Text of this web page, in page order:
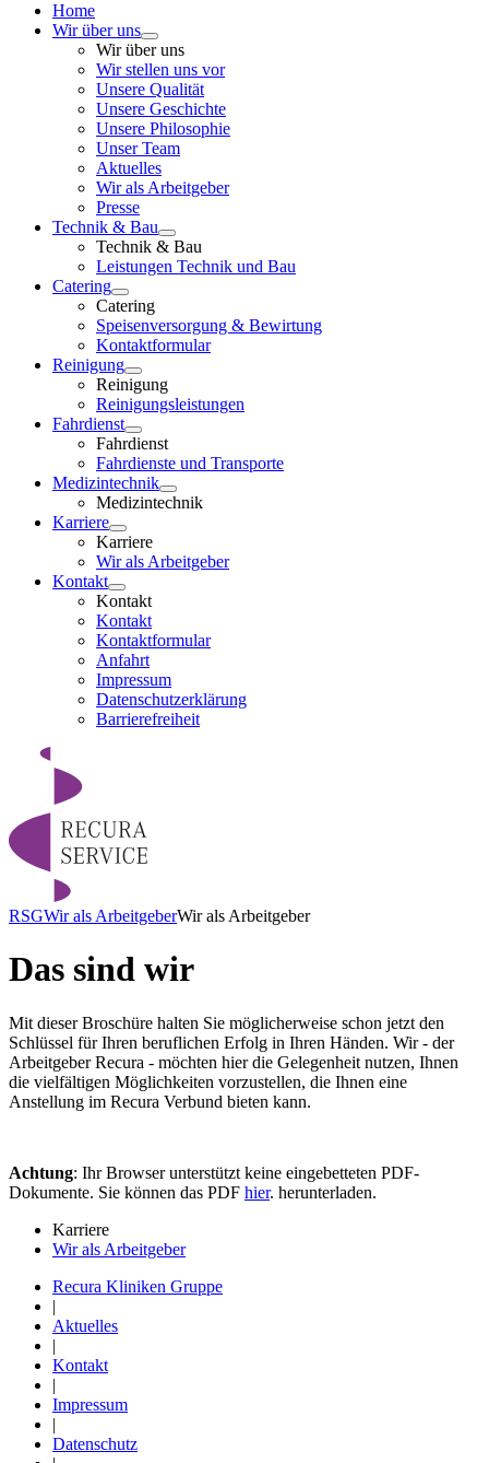
Home
Wir über uns
Wir über uns
Wir stellen uns vor
Unsere Qualität
Unsere Geschichte
Unsere Philosophie
Unser Team
Aktuelles
Wir als Arbeitgeber
Presse
Technik & Bau
Technik & Bau
Leistungen Technik und Bau
Catering
Catering
Speisenversorgung & Bewirtung
Kontaktformular
Reinigung
Reinigung
Reinigungsleistungen
Fahrdienst
Fahrdienst
Fahrdienste und Transporte
Medizintechnik
Medizintechnik
Karriere
Karriere
Wir als Arbeitgeber
Kontakt
Kontakt
Kontakt
Kontaktformular
Anfahrt
Impressum
Datenschutzerklärung
Barrierefreiheit
RSGWir als ArbeitgeberWir als Arbeitgeber
Das sind wir
Mit dieser Broschüre halten Sie möglicherweise schon jetzt den
Schlüssel für Ihren beruflichen Erfolg in Ihren Händen. Wir - der
Arbeitgeber Recura - möchten hier die Gelegenheit nutzen, Ihnen
die vielfältigen Möglichkeiten vorzustellen, die Ihnen eine
Anstellung im Recura Verbund bieten kann.
Achtung: Ihr Browser unterstützt keine eingebetteten PDF-
Dokumente. Sie können das PDF hier. herunterladen.
Karriere
Wir als Arbeitgeber
Recura Kliniken Gruppe
|
Aktuelles
|
Kontakt
|
Impressum
|
Datenschutz